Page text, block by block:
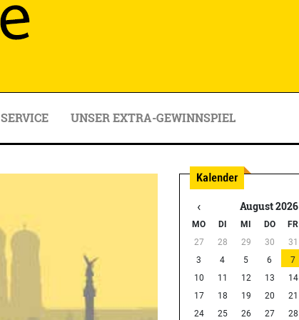
SERVICE UNSER EXTRA-GEWINNSPIEL
‹ August 2026
MO DI MI DO FR
27
28 29 30 31
3
4 5 6 7
10
11 12 13 14
17
18 19 20 21
24
25 26 27 28